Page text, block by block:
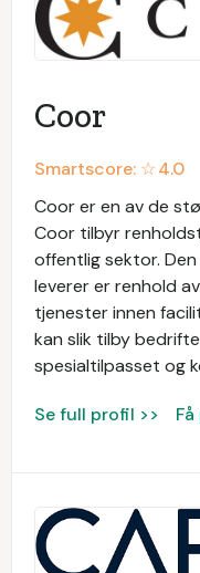
Coor
Smartscore: ☆4.0
Coor er en av de
Coor tilbyr
offentlig sektor.
leverer er renhold
tjenester innen
kan slik tilby
spesialtilpasset og
Se full profil >>